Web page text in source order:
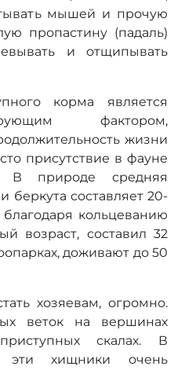
мышей и прочую
пропастину (падаль)
и отщипывать
корма является
фактором,
жизни
присутствие в фауне
В природе средняя
беркута составляет 20-
кольцеванию
возраст, составил 32
доживают до 50
хозяевам, огромно.
веток на вершинах
скалах. В
эти хищники очень